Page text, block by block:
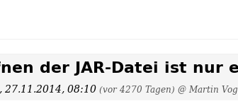
der JAR-Datei ist nur
27.11.2014, 08:10 (vor 4270 Tagen) @ Martin